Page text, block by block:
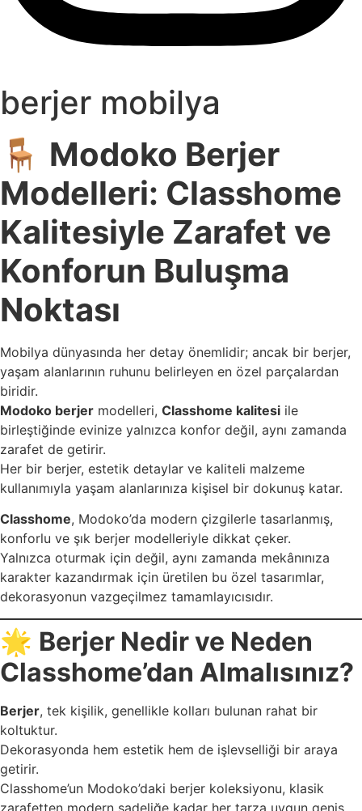
berjer mobilya
🪑 Modoko Berjer
Modelleri: Classhome
Kalitesiyle Zarafet ve
Konforun Buluşma
Noktası
Mobilya dünyasında her detay önemlidir; ancak bir berjer,
yaşam alanlarının ruhunu belirleyen en özel parçalardan
biridir.
Modoko berjer modelleri, Classhome kalitesi ile
birleştiğinde evinize yalnızca konfor değil, aynı zamanda
zarafet de getirir.
Her bir berjer, estetik detaylar ve kaliteli malzeme
kullanımıyla yaşam alanlarınıza kişisel bir dokunuş katar.
Classhome, Modoko’da modern çizgilerle tasarlanmış,
konforlu ve şık berjer modelleriyle dikkat çeker.
Yalnızca oturmak için değil, aynı zamanda mekânınıza
karakter kazandırmak için üretilen bu özel tasarımlar,
dekorasyonun vazgeçilmez tamamlayıcısıdır.
🌟 Berjer Nedir ve Neden
Classhome’dan Almalısınız?
Berjer, tek kişilik, genellikle kolları bulunan rahat bir
koltuktur.
Dekorasyonda hem estetik hem de işlevselliği bir araya
getirir.
Classhome’un Modoko’daki berjer koleksiyonu, klasik
zarafetten modern sadeliğe kadar her tarza uygun geniş